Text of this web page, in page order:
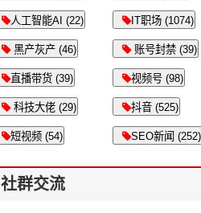
人工智能AI (22) IT职场 (1074)
黑产灰产 (46) 账号封禁 (39)
直播带货 (39) 视频号 (98)
科技大佬 (29) 抖音 (525)
短视频 (54) SEO新闻 (252)
社群交流